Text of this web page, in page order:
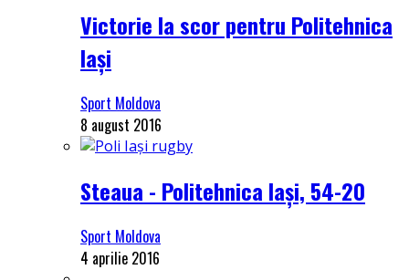
Victorie la scor pentru Politehnica
Iași
Sport Moldova
8 august 2016
Steaua - Politehnica Iași, 54-20
Sport Moldova
4 aprilie 2016